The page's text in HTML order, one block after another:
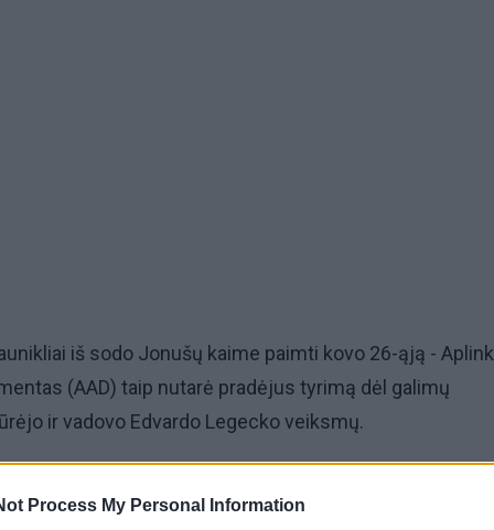
Process My Personal Information
iš sodo Jonušų kaime paimti kovo 26-ąją -
(AAD) taip nutarė pradėjus tyrimą dėl galimų
ir vadovo Edvardo Legecko veiksmų.
gyvūnų laikymo taisykles, aplinkosaugininkai taip pat